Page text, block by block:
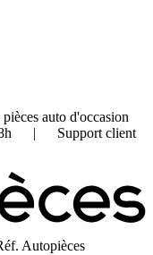
auto d'occasion
| Support client
Autopièces